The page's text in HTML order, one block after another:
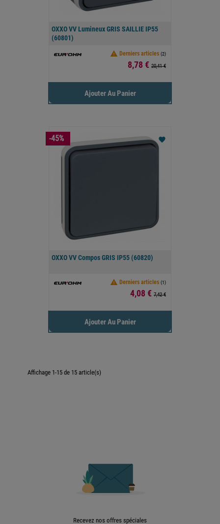
OXXO VV Lumineux GRIS SAILLIE IP55
(60801)
 Derniers articles (2)
Prix
8,78 € 20,41 €
Ajouter Au Panier
OXXO VV Compos GRIS IP55 (60820)
 Derniers articles (1)
Prix
4,08 € 7,42 €
favorite
Ajouter Au Panier
-45%
Affichage 1-15 de 15 article(s)
Recevez nos offres spéciales